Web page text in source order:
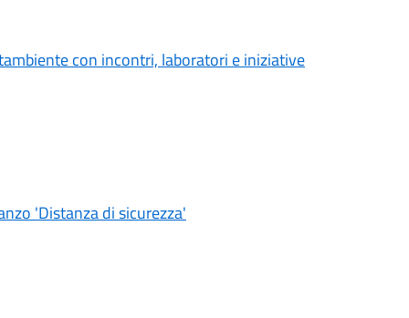
con incontri, laboratori e iniziative
'Distanza di sicurezza'